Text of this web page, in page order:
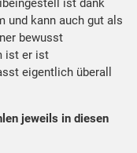
ist dank
und kann auch gut als
bewusst
ist er ist
eigentlich überall
jeweils in diesen